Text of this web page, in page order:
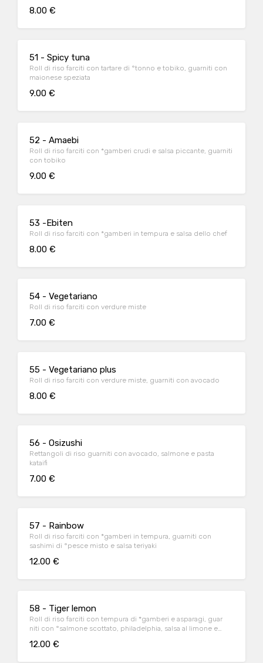
8.00 €
51 - Spicy tuna
Roll di riso farciti con tartare di °tonno e tobiko, guarniti con
maionese speziata
9.00 €
52 - Amaebi
Roll di riso farciti con *gamberi crudi e salsa piccante, guarniti
con tobiko
9.00 €
53 -Ebiten
Roll di riso farciti con *gamberi in tempura e salsa dello chef
8.00 €
54 - Vegetariano
Roll di riso farciti con verdure miste
7.00 €
55 - Vegetariano plus
Roll di riso farciti con verdure miste, guarniti con avocado
8.00 €
56 - Osizushi
Rettangoli di riso guarniti con avocado, salmone e pasta
kataifi
7.00 €
57 - Rainbow
Roll di riso farciti con *gamberi in tempura, guarniti con
sashimi di °pesce misto e salsa teriyaki
12.00 €
58 - Tiger lemon
Roll di riso farciti con tempura di *gamberi e asparagi, guar
niti con °salmone scottato, philadelphia, salsa al limone e
12.00 €